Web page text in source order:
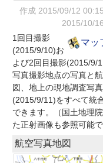
作成 2015/09/12
2015/10/16
マッ
1回目撮影
(2015/9/10)お
よび2回目撮影(2015/9/
写真撮影地点の写真と
図、地上の現地調査写真
(2015/9/11)をすべて統
できます。（国土地理
た正射画像も参照可能で
航空写真地図